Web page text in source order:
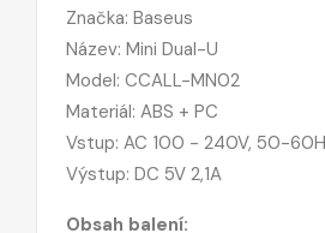
Značka: Baseus
Název: Mini Dual-U
Model: CCALL-MN02
Materiál: ABS + PC
Vstup: AC 100 - 240V, 50-
Výstup: DC 5V 2,1A
Obsah balení: